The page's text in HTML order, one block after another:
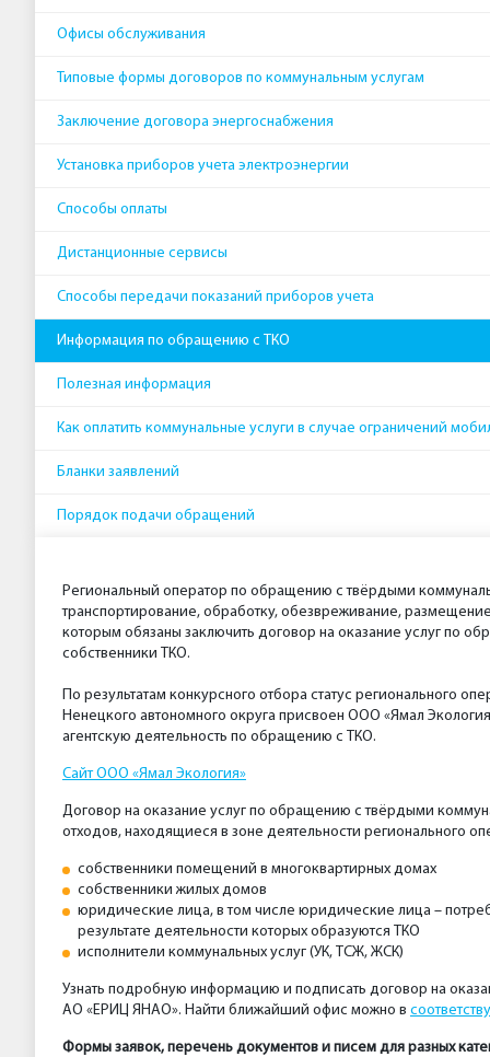
Офисы обслуживания
Типовые формы договоров по коммунальным услугам
Заключение договора энергоснабжения
Установка приборов учета электроэнергии
Способы оплаты
Дистанционные сервисы
Способы передачи показаний приборов учета
Информация по обращению с ТКО
Полезная информация
Как оплатить коммунальные услуги в случае ограничений
Бланки заявлений
Порядок подачи обращений
Региональный оператор по обращению с твёрдыми
транспортирование, обработку, обезвреживание,
которым обязаны заключить договор на оказание услуг по
собственники ТКО.
По результатам конкурсного отбора статус регионального
Ненецкого автономного округа присвоен ООО «Ямал
агентскую деятельность по обращению с ТКО.
Сайт ООО «Ямал Экология»
Договор на оказание услуг по обращению с твёрдыми
отходов, находящиеся в зоне деятельности регионального
собственники помещений в многоквартирных домах
собственники жилых домов
юридические лица, в том числе юридические лица –
результате деятельности которых образуются ТКО
исполнители коммунальных услуг (УК, ТСЖ, ЖСК)
Узнать подробную информацию и подписать договор на
АО «ЕРИЦ ЯНАО». Найти ближайший офис можно в
Формы заявок, перечень документов и писем для разных